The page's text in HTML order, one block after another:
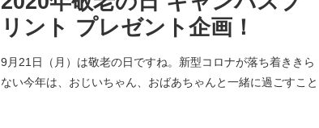
リント プレゼント企画！
9月21日（月）は敬老の日ですね。新型コロナが落ち着ききら
ない今年は、おじいちゃん、おばあちゃんと一緒に過ごすこと